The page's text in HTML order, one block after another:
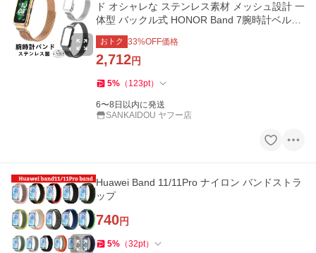
ド オシャレな ステンレス素材 メッシュ設計 一
体型 バックル式 HONOR Band 7腕時計ベルト
交換用 ベルト 替え
おトク 33%OFF価格
2,712円
5% （ 123pt）
6〜8日以内に発送
SANKAIDOU ヤフー店
Huawei Band 11/11Pro ナイロン バンドストラ
ップ
740円
5% （32pt）